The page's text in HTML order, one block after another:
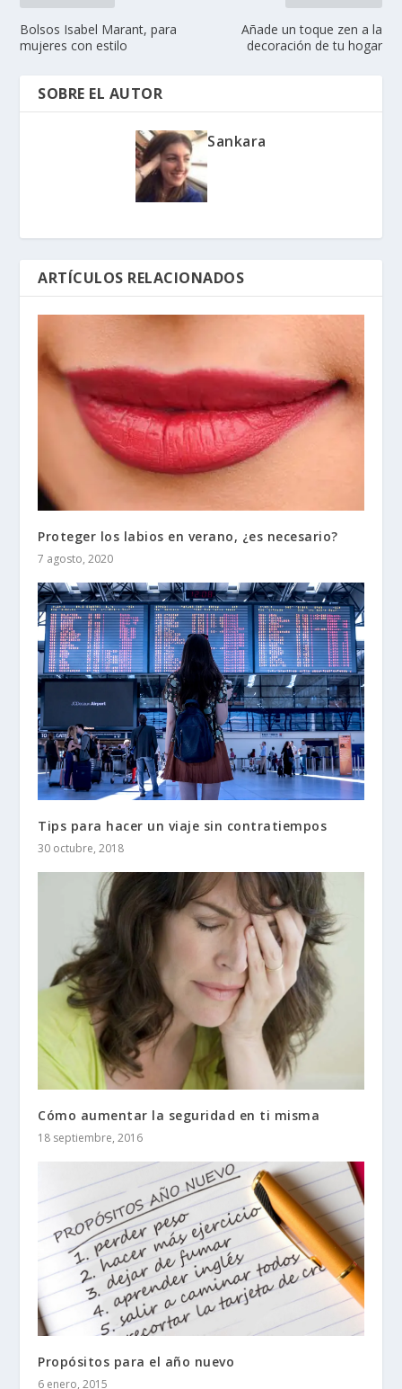
Bolsos Isabel Marant, para
mujeres con estilo
Añade un toque zen a la
decoración de tu hogar
SOBRE EL AUTOR
Sankara
ARTÍCULOS RELACIONADOS
Proteger los labios en verano, ¿es necesario?
7 agosto, 2020
Tips para hacer un viaje sin contratiempos
30 octubre, 2018
Cómo aumentar la seguridad en ti misma
18 septiembre, 2016
Propósitos para el año nuevo
6 enero, 2015